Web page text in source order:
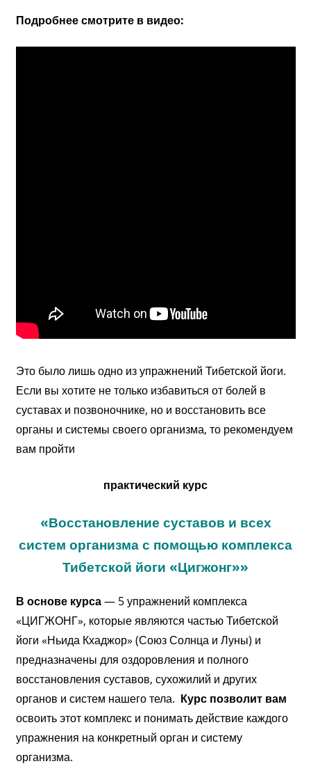
Подробнее смотрите в видео:
Это было лишь одно из упражнений Тибетской йоги.
Если вы хотите не только избавиться от болей в
суставах и позвоночнике, но и восстановить все
органы и системы своего организма, то рекомендуем
вам пройти
практический курс
«Восстановление суставов и всех
систем организма с помощью комплекса
Тибетской йоги «Цигжонг»»
В основе курса— 5 упражнений комплекса
«ЦИГЖОНГ», которые являются частью Тибетской
йоги «Ньида Кхаджор» (Союз Солнца и Луны) и
предназначены для оздоровления и полного
восстановления суставов, сухожилий и других
органов и систем нашего тела. Курс позволит вам
освоить этот комплекс и понимать действие каждого
упражнения на конкретный орган и систему
организма.